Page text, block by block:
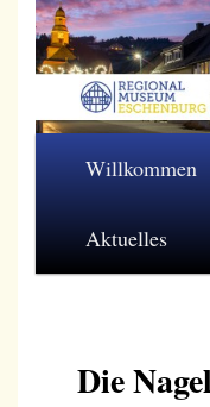
Zum
primären
Inhalt
Willkommen
Aktuelles
Die